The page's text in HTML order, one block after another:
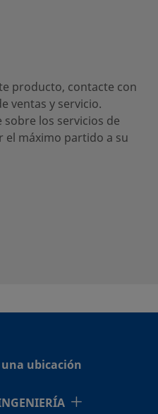
Swagelok®
pulg.
Racor
producto, contacte con
ventas y servicio.
los servicios de
el máximo partido a su
ubicación